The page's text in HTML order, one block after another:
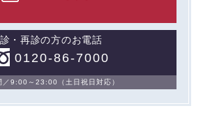
種サービスの利用に関連して取得す
なった各種サービスの内容、ご利用
関連する情報
情報、アクセスログ等の利用状況に
す。）
・再診の方のお電話
0120-86-7000
／9:00～23:00（土日祝日対応）